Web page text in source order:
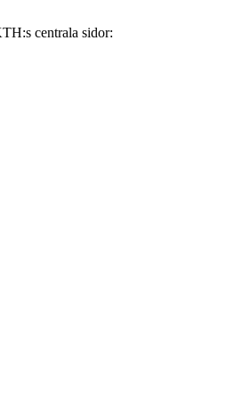
centrala sidor: